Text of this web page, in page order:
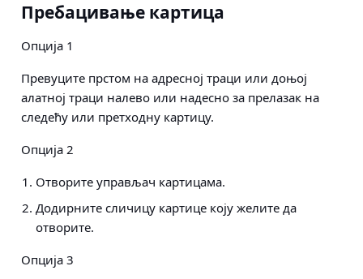
Пребацивање картица
Опција 1
Превуците прстом на адресној траци или доњој
алатној траци налево или надесно за прелазак на
следећу или претходну картицу.
Опција 2
Отворите управљач картицама.
Додирните сличицу картице коју желите да
отворите.
Опција 3